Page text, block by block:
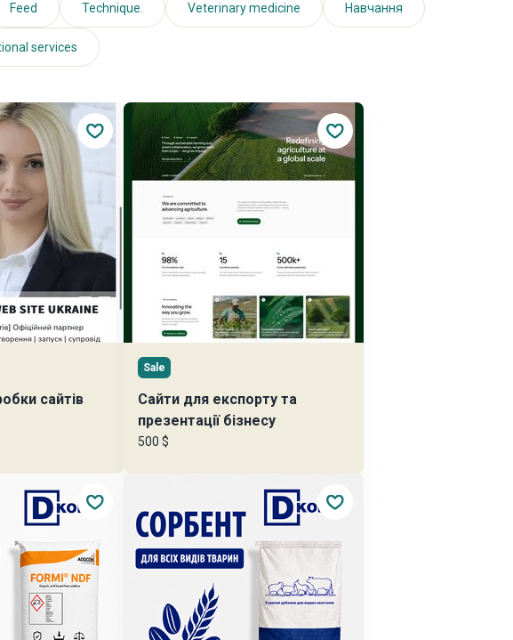
Feed Technique. Veterinary medicine Навчання
services
сайтів
Sale
Сайти для експорту та
презентації бізнесу
500 $